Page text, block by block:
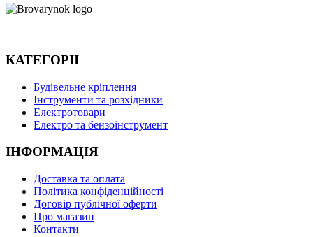
КАТЕГОРІІ
Будівельне кріплення
Інструменти та розхідники
Електротовари
Електро та бензоінструмент
ІНФОРМАЦІЯ
Доставка та оплата
Політика конфіденційності
Договір публічної оферти
Про магазин
Контакти